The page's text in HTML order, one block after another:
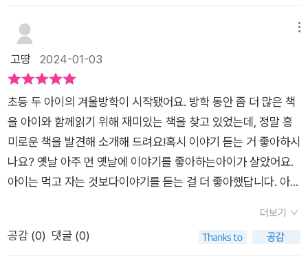
나오는 말은 탄식 뿐이다.“아이고, 안되는 놈은 뒤로 넘어져도 코
가 깨진다더니!”“운이 없다 없다 이렇게 지지리도 없을 수가!” 이
지는데 신하들이 이제 죽었다 싶어 머리를 조아리는 가운데 사내
가 한다는 말이,“이렇게 운이 좋을 수가!”사내의 운을 좋게 한 그
것은 대체 뭐였을까. 그러게 사람마다 운의 기준이 다르다니까.
나의 기준으로 남을 판단하지 말 것이며 남의 기준에 맞추려도 애
쓰지도 말지어다. 운, 그러니까 행복의 조건은 도처에 숨어있는
것이니. 두 번째 귀신의 이야기를 토대로 만든 이야기는 「신기한
대나무 베개」. 이 이야기의 주인공은 ‘잠보’다. 왠지 나인 것 같잖
아? 잠을 가장 사랑하는 사람. 그리고 가장 소중한 물건은 베개.
와 정말 딱 나네! 내가 언젠가 남편한테 “내가 가장 사랑하는 무
시간이 즐거웠다. ​​넘넘 재미있어서 깔깔 웃으며 책 속에 흠뻑 빠
져보았다. ​​이야기에 본격적으로 들어가기 전 이야기도 재미있고,
각각의 이야기 세 편도 몰입도가 뛰어나니, 어린이들의 창의력을
길러주는 데에 큰 역할을 할 수 있겠다.​​옛날이야기책을 찾는다면
해 무엇하랴. 초등1,2학년 권장도서로 이 책을 소개한다. ​​어린이
도서 창작동화 옛날이야기책으로 이 책을 꼭 읽어보기를 권한다.
출판사로부터 도서를 제공받아 솔직하게 작성하였습니다​
에 들어가 외칩니다.​'댁들 사연을 들으러 왔소!!'수군거리는 빈 방
에 들어가 이렇게 베짱있게 큰 소리로 외치는 아이의 자신감이라
니.. 앞으로 세상을 살아가면서 꼭 잊지 말았으면하는 엄마의 마
보따리 속에 들어있었던 이야기들이 와르릉와르릉 쏟아져나오게
되고, 그동안 갇혀 있었던 이야기들은 모두 자유롭게 창문으로 날
아가게 됩니다.와르릉와르릉이라는 의성어도 재미있고, 온갖 신
기하고 무섭고 우스은 이야기들이 갖가지 모양을 하고 풀여나는
장면은 누가 봐도 정말 신선한 발상이었습니다. 아이도 저도 완전
히 빠져서 [이야기귀신이와르릉와르릉] 에 더욱 집중하게 되었어
요.​그렇게 모든 이야기가 빠져가고, 그 중 본모습을 잃어 이야기
고땅 2024-01-03
초등 두 아이의 겨울방학이 시작됐어요. 방학 동안 좀 더 많은 책
을 아이와 함께읽기 위해 재미있는 책을 찾고 있었는데, 정말 흥
미로운 책을 발견해 소개해 드려요!혹시 이야기 듣는 거 좋아하시
나요? 옛날 아주 먼 옛날에 이야기를 좋아하는아이가 살았어요.
아이는 먹고 자는 것보다이야기를 듣는 걸 더 좋아했답니다. 아이
이야기, 놀리는이야기, 코끝이 쨍해지는 이야기! 하지만아이가 제
일 좋아하는 건 새 이야기였죠. 이야기가 있는 곳이라면 어디든
더보기
공감 (0) 댓글 (0)